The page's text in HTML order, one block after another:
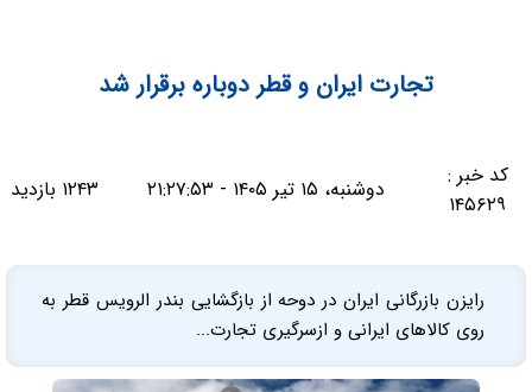
تجارت ایران و قطر دوباره برقرار شد
کد خبر :
۱۴۵۶۲۹
دوشنبه، ۱۵ تیر ۱۴۰۵ - ۲۱:۲۷:۵۳ ۱۲۴۳ بازدید
رایزن بازرگانی ایران در دوحه از بازگشایی بندر الرویس قطر به
روی کالاهای ایرانی و ازسرگیری تجارت...